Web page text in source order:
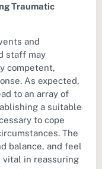
Traumatic
and
staff may
competent,
As expected,
to an array of
a suitable
to cope
The
balance, and feel
vital in reassuring